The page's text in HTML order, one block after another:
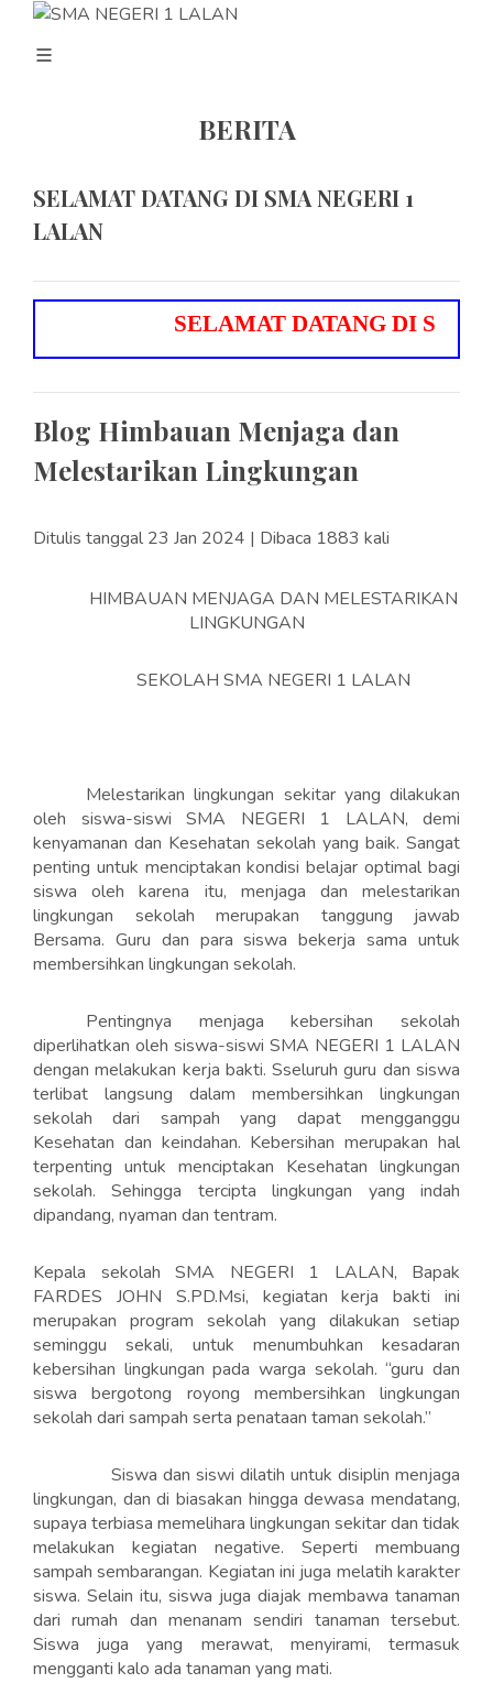
BERITA
SELAMAT DATANG DI SMA NEGERI 1
LALAN
ELAMAT DATANG DI S M
Blog Himbauan Menjaga dan
Melestarikan Lingkungan
Ditulis tanggal 23 Jan 2024 | Dibaca 1883 kali
HIMBAUAN MENJAGA DAN MELESTARIKAN
LINGKUNGAN
SEKOLAH SMA NEGERI 1 LALAN
Melestarikan lingkungan sekitar yang dilakukan
oleh siswa-siswi SMA NEGERI 1 LALAN, demi
kenyamanan dan Kesehatan sekolah yang baik. Sangat
penting untuk menciptakan kondisi belajar optimal bagi
siswa oleh karena itu, menjaga dan melestarikan
lingkungan sekolah merupakan tanggung jawab
Bersama. Guru dan para siswa bekerja sama untuk
membersihkan lingkungan sekolah.
Pentingnya menjaga kebersihan sekolah
diperlihatkan oleh siswa-siswi SMA NEGERI 1 LALAN
dengan melakukan kerja bakti. Sseluruh guru dan siswa
terlibat langsung dalam membersihkan lingkungan
sekolah dari sampah yang dapat mengganggu
Kesehatan dan keindahan. Kebersihan merupakan hal
terpenting untuk menciptakan Kesehatan lingkungan
sekolah. Sehingga tercipta lingkungan yang indah
dipandang, nyaman dan tentram.
Kepala sekolah SMA NEGERI 1 LALAN, Bapak
FARDES JOHN S.PD.Msi, kegiatan kerja bakti ini
merupakan program sekolah yang dilakukan setiap
seminggu sekali, untuk menumbuhkan kesadaran
kebersihan lingkungan pada warga sekolah. “guru dan
siswa bergotong royong membersihkan lingkungan
sekolah dari sampah serta penataan taman sekolah.”
Siswa dan siswi dilatih untuk disiplin menjaga
lingkungan, dan di biasakan hingga dewasa mendatang,
supaya terbiasa memelihara lingkungan sekitar dan tidak
melakukan kegiatan negative. Seperti membuang
sampah sembarangan. Kegiatan ini juga melatih karakter
siswa. Selain itu, siswa juga diajak membawa tanaman
dari rumah dan menanam sendiri tanaman tersebut.
Siswa juga yang merawat, menyirami, termasuk
mengganti kalo ada tanaman yang mati.